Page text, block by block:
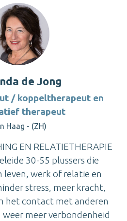
de Jong
/ koppeltherapeut en
therapeut
Haag - (ZH)
EN RELATIETHERAPIE
30-55 plussers die
leven, werk of relatie en
stress, meer kracht,
het contact met anderen
meer verbondenheid